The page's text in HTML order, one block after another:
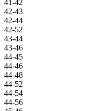
41-42
42-43
42-44
42-52
43-44
43-46
44-45
44-46
44-48
44-52
44-54
44-56